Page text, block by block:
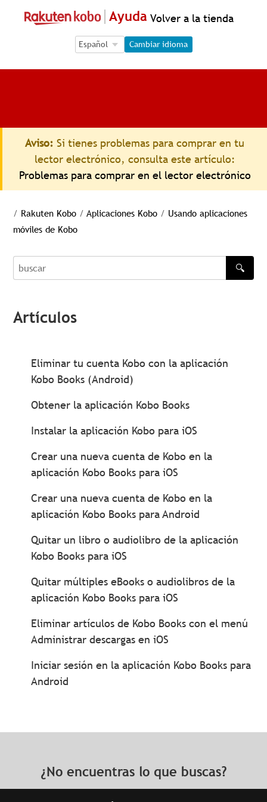
Ayuda Volver a la tienda
Language Selection
Language Selection
Cambiar idioma
Aviso: Si tienes problemas para comprar en tu
lector electrónico, consulta este artículo:
Problemas para comprar en el lector electrónico
/ Rakuten Kobo / Aplicaciones Kobo / Usando aplicaciones
móviles de Kobo
buscar
🔍
Artículos
Eliminar tu cuenta Kobo con la aplicación
Kobo Books (Android)
Obtener la aplicación Kobo Books
Instalar la aplicación Kobo para iOS
Crear una nueva cuenta de Kobo en la
aplicación Kobo Books para iOS
Crear una nueva cuenta de Kobo en la
aplicación Kobo Books para Android
Quitar un libro o audiolibro de la aplicación
Kobo Books para iOS
Quitar múltiples eBooks o audiolibros de la
aplicación Kobo Books para iOS
Eliminar artículos de Kobo Books con el menú
Administrar descargas en iOS
Iniciar sesión en la aplicación Kobo Books para
Android
¿No encuentras lo que buscas?